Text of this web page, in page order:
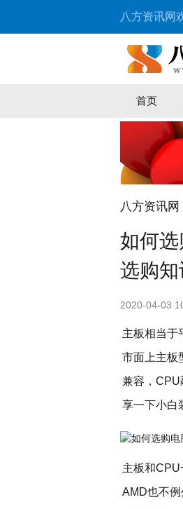
八方资讯网
首页
八方资讯网
如何
选购
2020-04-03
主板相当于
市面上主板
兼容，CPU
享一下小白
主板和
AMD也不